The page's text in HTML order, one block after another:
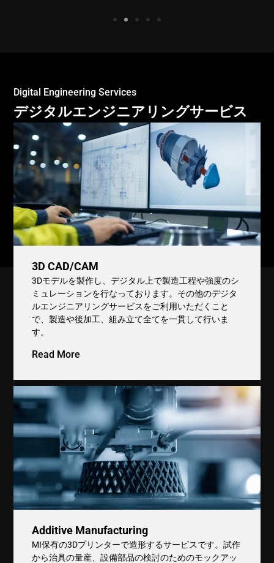
Digital Engineering Services
デジタルエンジニアリングサービス
3D CAD/CAM
3Dモデルを製作し、デジタル上で製造工程や強度のシ
ミュレーションを行なっております。その他のデジタ
ルエンジニアリングサービスをご利用いただくこと
で、製造や後加工、組み立て全てを一貫して行いま
す。
Read More
Additive Manufacturing
MI保有の3Dプリンターで造形するサービスです。試作
から治具の量産、設備部品の検討のためのモックアッ